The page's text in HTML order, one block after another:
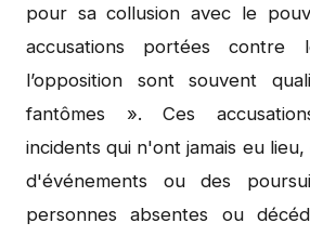
pour sa collusion avec le
accusations portées contre
l’opposition sont souvent
fantômes ». Ces
incidents qui n'ont jamais eu
d'événements ou des
personnes absentes ou